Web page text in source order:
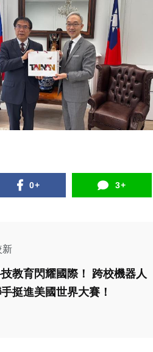
0+ 3+
新
教育閃耀國際！ 跨校機器人
挺進美國世界大賽！